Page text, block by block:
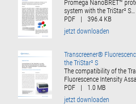
Promega NanoBRET™
system with the TriStar² S…
PDF
|
396.4 KB
jetzt downloaden
Transcreener®
the TriStar² S
The compatibility of the
Fluorescence Intensity
PDF
|
1.0 MB
jetzt downloaden